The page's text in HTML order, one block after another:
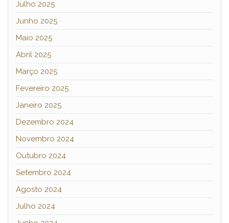
Julho 2025
Junho 2025
Maio 2025
Abril 2025
Março 2025
Fevereiro 2025
Janeiro 2025
Dezembro 2024
Novembro 2024
Outubro 2024
Setembro 2024
Agosto 2024
Julho 2024